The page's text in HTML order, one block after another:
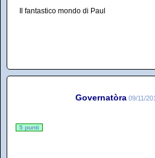
Il fantastico mondo di Paul
Governatòra 09/11/
5 punti